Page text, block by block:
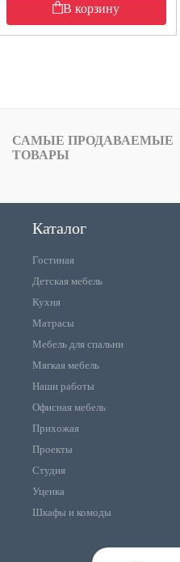
В корзину
САМЫЕ ПРОДАВАЕМЫЕ
ТОВАРЫ
Каталог
Гостиная
Детская мебель
Кухня
Матрасы
Мебель для спальни
Мягкая мебель
Наши работы
Офисная мебель
Прихожая
Проекты
Студия
Уценка
Шкафы и комоды